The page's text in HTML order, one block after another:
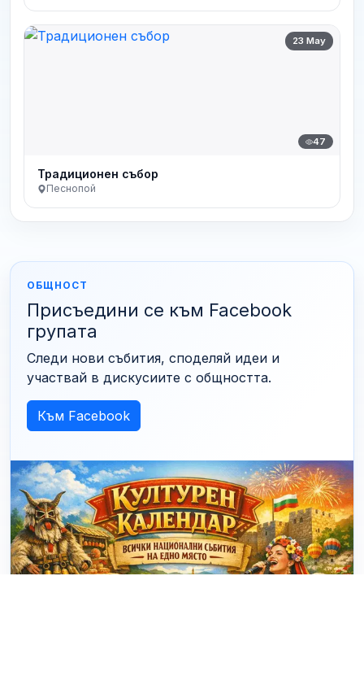
23 May
47
Традиционен събор
Песнопой
ОБЩНОСТ
Присъедини се към Facebook
групата
Следи нови събития, споделяй идеи и
участвай в дискусиите с общността.
Към Facebook